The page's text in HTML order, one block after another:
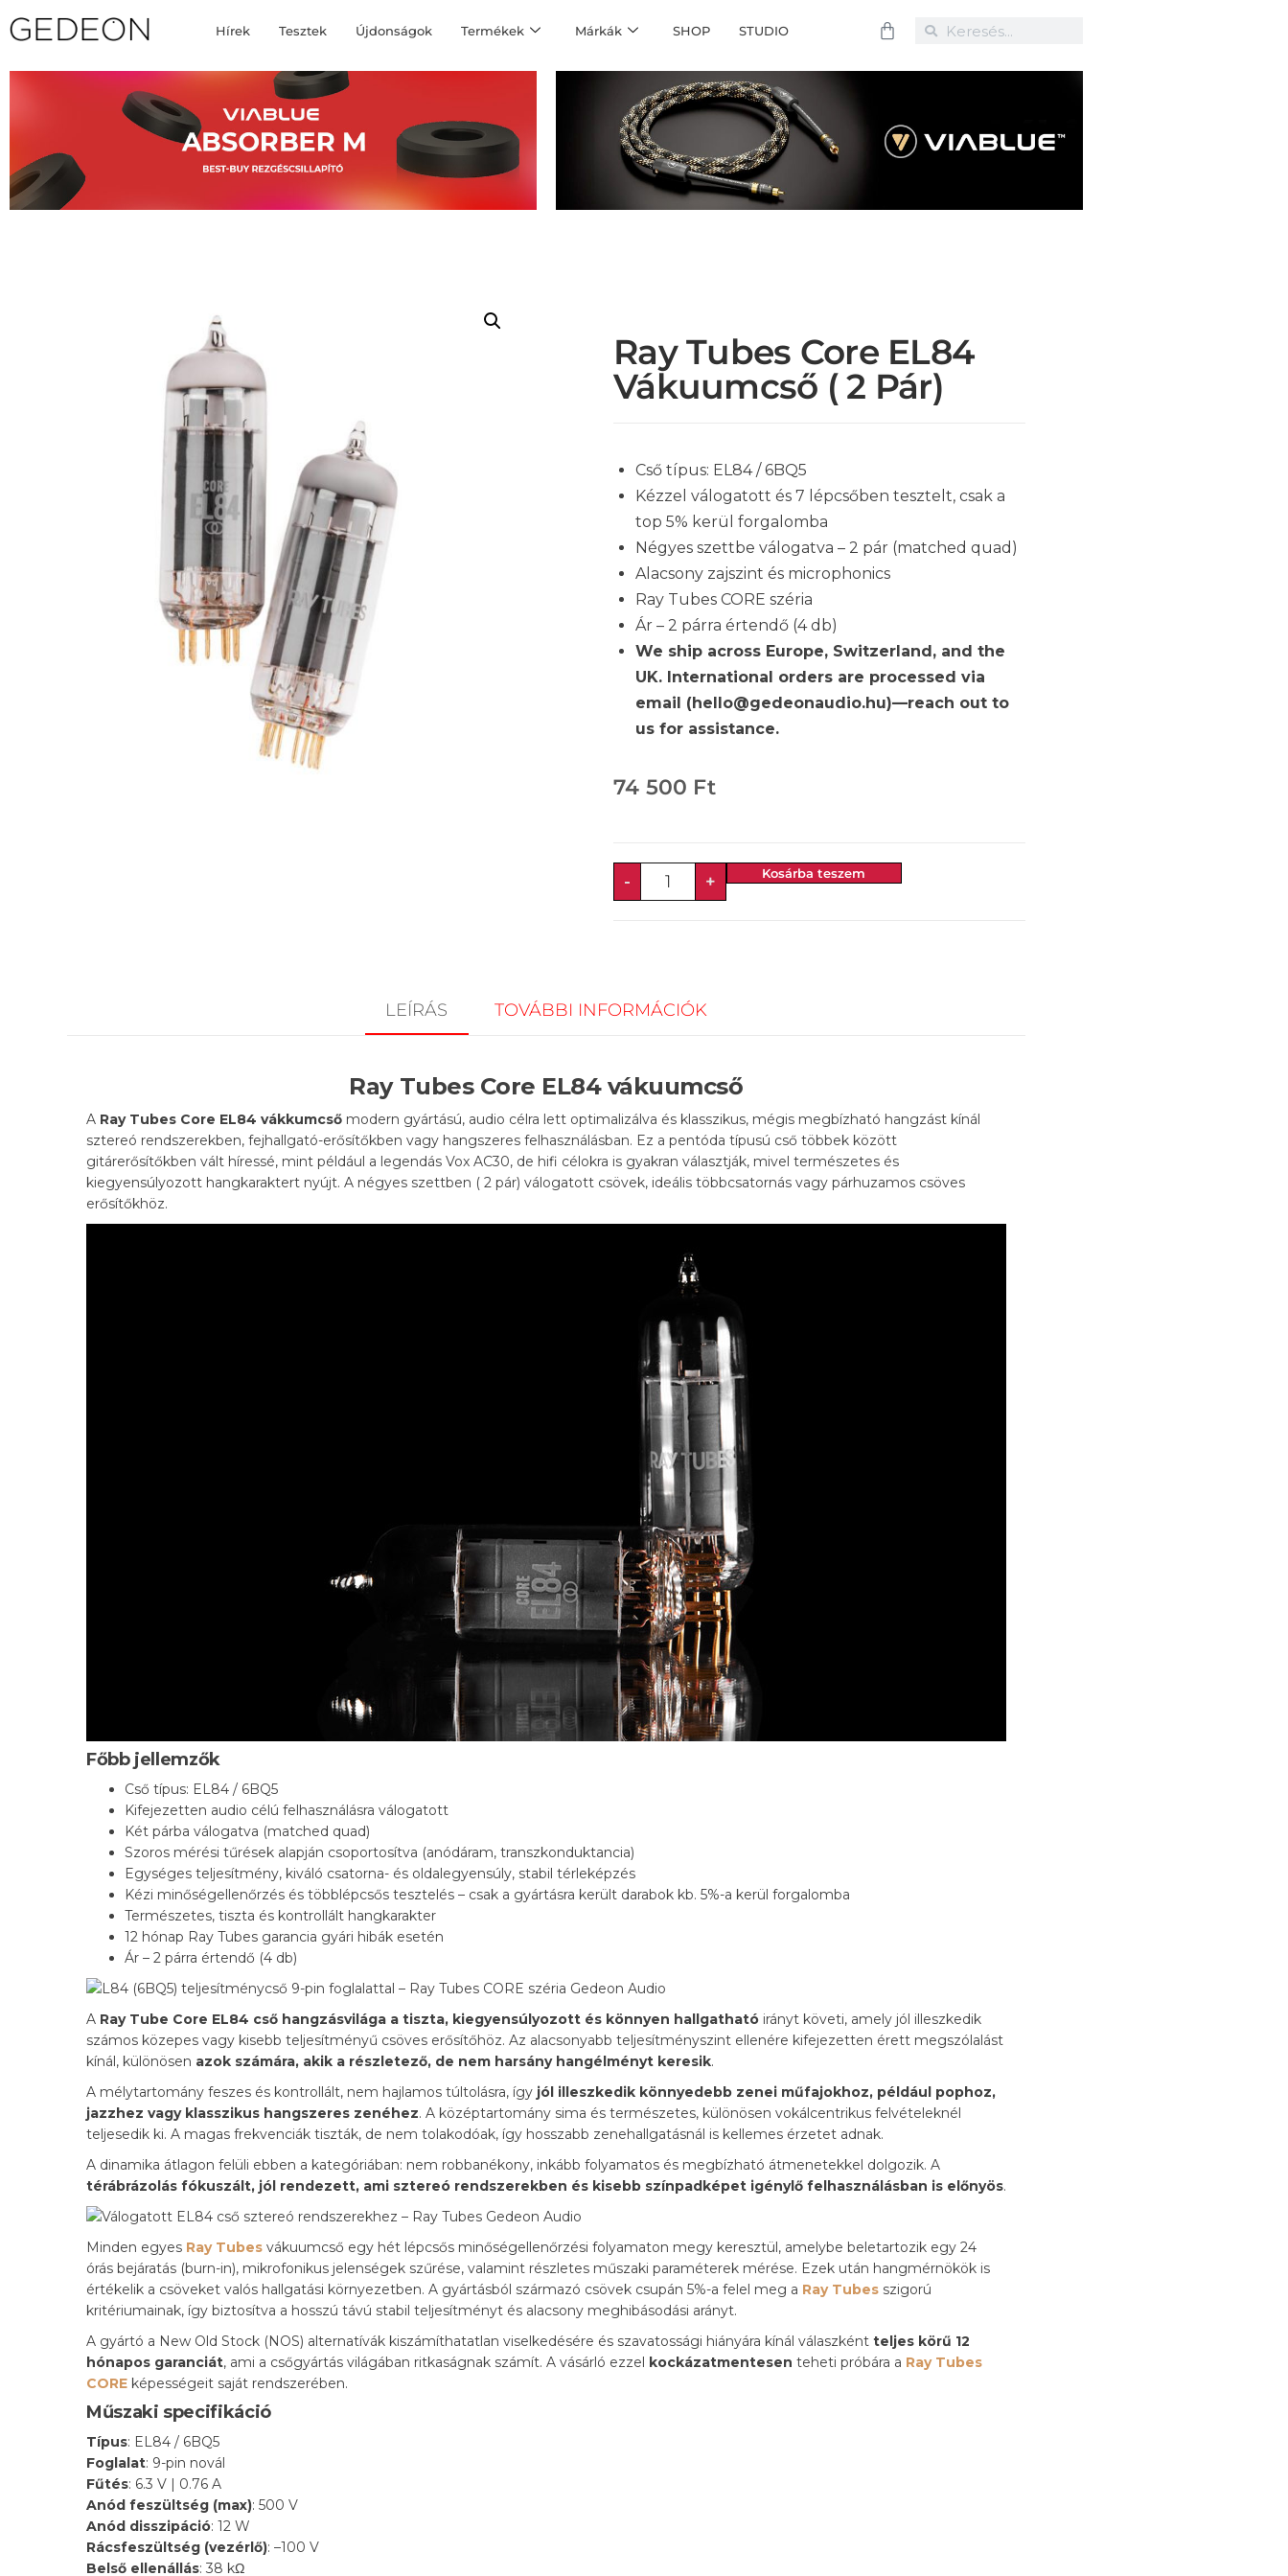
Hírek Tesztek Újdonságok Termékek Márkák SHOP STUDIO
Ray Tubes Core EL84
Vákuumcső ( 2 Pár)
Cső típus: EL84 / 6BQ5
Kézzel válogatott és 7 lépcsőben tesztelt, csak a
top 5% kerül forgalomba
Négyes szettbe válogatva – 2 pár (matched quad)
Alacsony zajszint és microphonics
Ray Tubes CORE széria
Ár – 2 párra értendő (4 db)
We ship across Europe, Switzerland, and the
UK. International orders are processed via
email (hello@gedeonaudio.hu)—reach out to
us for assistance.
74 500 Ft
- + Kosárba teszem
LEÍRÁS TOVÁBBI INFORMÁCIÓK
Ray Tubes Core EL84 vákuumcső
A Ray Tubes Core EL84 vákkumcső modern gyártású, audio célra lett optimalizálva és klasszikus, mégis megbízható hangzást kínál
sztereó rendszerekben, fejhallgató-erősítőkben vagy hangszeres felhasználásban. Ez a pentóda típusú cső többek között
gitárerősítőkben vált híressé, mint például a legendás Vox AC30, de hifi célokra is gyakran választják, mivel természetes és
kiegyensúlyozott hangkaraktert nyújt. A négyes szettben ( 2 pár) válogatott csövek, ideális többcsatornás vagy párhuzamos csöves
erősítőkhöz.
Főbb jellemzők
Cső típus: EL84 / 6BQ5
Kifejezetten audio célú felhasználásra válogatott
Két párba válogatva (matched quad)
Szoros mérési tűrések alapján csoportosítva (anódáram, transzkonduktancia)
Egységes teljesítmény, kiváló csatorna- és oldalegyensúly, stabil térleképzés
Kézi minőségellenőrzés és többlépcsős tesztelés – csak a gyártásra került darabok kb. 5%-a kerül forgalomba
Természetes, tiszta és kontrollált hangkarakter
12 hónap Ray Tubes garancia gyári hibák esetén
Ár – 2 párra értendő (4 db)
A Ray Tube Core EL84 cső hangzásvilága a tiszta, kiegyensúlyozott és könnyen hallgatható irányt követi, amely jól illeszkedik
számos közepes vagy kisebb teljesítményű csöves erősítőhöz. Az alacsonyabb teljesítményszint ellenére kifejezetten érett megszólalást
kínál, különösen azok számára, akik a részletező, de nem harsány hangélményt keresik.
A mélytartomány feszes és kontrollált, nem hajlamos túltolásra, így jól illeszkedik könnyedebb zenei műfajokhoz, például pophoz,
jazzhez vagy klasszikus hangszeres zenéhez. A középtartomány sima és természetes, különösen vokálcentrikus felvételeknél
teljesedik ki. A magas frekvenciák tiszták, de nem tolakodóak, így hosszabb zenehallgatásnál is kellemes érzetet adnak.
A dinamika átlagon felüli ebben a kategóriában: nem robbanékony, inkább folyamatos és megbízható átmenetekkel dolgozik. A
térábrázolás fókuszált, jól rendezett, ami sztereó rendszerekben és kisebb színpadképet igénylő felhasználásban is előnyös.
Minden egyes Ray Tubes vákuumcső egy hét lépcsős minőségellenőrzési folyamaton megy keresztül, amelybe beletartozik egy 24
órás bejáratás (burn-in), mikrofonikus jelenségek szűrése, valamint részletes műszaki paraméterek mérése. Ezek után hangmérnökök is
értékelik a csöveket valós hallgatási környezetben. A gyártásból származó csövek csupán 5%-a felel meg a Ray Tubes szigorú
kritériumainak, így biztosítva a hosszú távú stabil teljesítményt és alacsony meghibásodási arányt.
A gyártó a New Old Stock (NOS) alternatívák kiszámíthatatlan viselkedésére és szavatossági hiányára kínál válaszként teljes körű 12
hónapos garanciát, ami a csőgyártás világában ritkaságnak számít. A vásárló ezzel kockázatmentesen teheti próbára a Ray Tubes
CORE képességeit saját rendszerében.
Műszaki specifikáció
Típus: EL84 / 6BQ5
Foglalat: 9-pin novál
Fűtés: 6.3 V | 0.76 A
Anód feszültség (max): 500 V
Anód disszipáció: 12 W
Rácsfeszültség (vezérlő): –100 V
Belső ellenállás: 38 kΩ